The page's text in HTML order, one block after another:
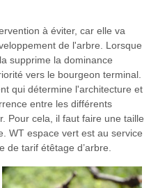
à éviter, car elle va
de l'arbre. Lorsque
supprime la dominance
vers le bourgeon terminal.
qui détermine l'architecture et
entre les différents
Pour cela, il faut faire une taille
WT espace vert est au service
tarif étêtage d’arbre.